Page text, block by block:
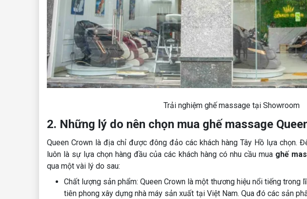
Trải nghiệm ghế massage tại Showroom
2. Những lý do nên chọn mua ghế massage
Queen Crown là địa chỉ được đông đảo các khách hàng Tây Hồ lựa chọn.
luôn là sự lựa chọn hàng đầu của các khách hàng có nhu cầu mua ghế
qua một vài lý do sau:
Chất lượng sản phẩm: Queen Crown là một thương hiệu nổi tiếng trong
tiên phong xây dựng nhà máy sản xuất tại Việt Nam. Qua đó các sản